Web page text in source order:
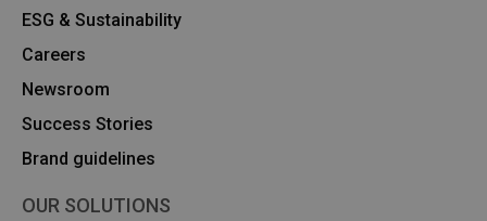
ESG & Sustainability
Careers
Newsroom
Success Stories
Brand guidelines
OUR SOLUTIONS